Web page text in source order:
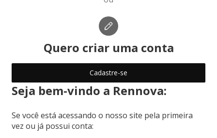
Seja bem-vindo a Rennova:
Se você está acessando o nosso site pela primeira
vez ou já possui conta:
Quero criar uma conta
Cadastre-se